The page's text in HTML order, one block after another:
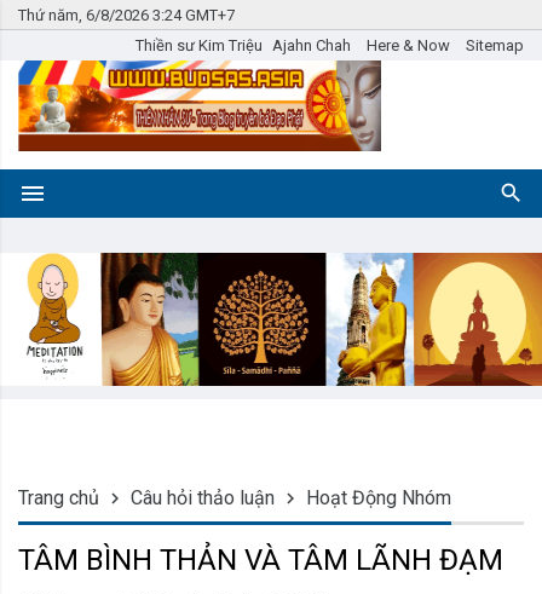
Thứ năm, 6/8/2026 3:24 GMT+7
Thiền sư Kim Triệu Ajahn Chah Here & Now Sitemap
Trang chủ Câu hỏi thảo luận Hoạt Động Nhóm
TÂM BÌNH THẢN VÀ TÂM LÃNH ĐẠM